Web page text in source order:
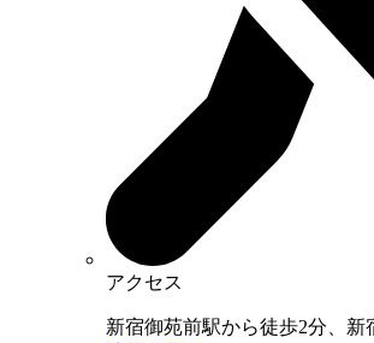
アクセス
新宿御苑前駅から徒歩2分、新